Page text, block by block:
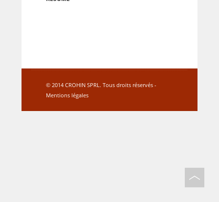
© 2014 CROHIN SPRL. Tous droits réservés -
Mentions légales